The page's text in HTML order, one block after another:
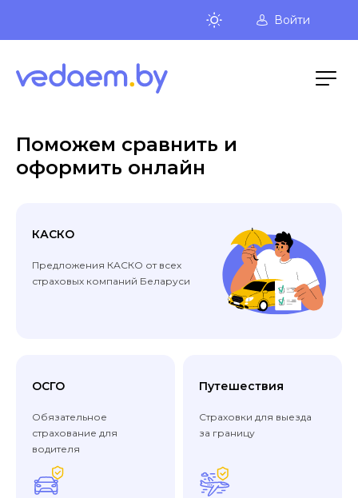
Войти
Поможем сравнить и
оформить онлайн
КАСКО
Предложения КАСКО от всех
страховых компаний Беларуси
ОСГО
Обязательное
страхование для
водителя
Путешествия
Страховки для выезда
за границу